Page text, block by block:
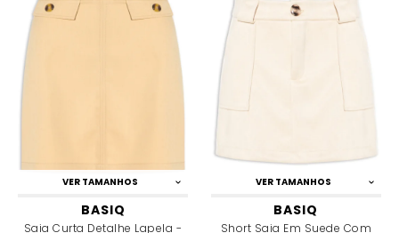
VER TAMANHOS
BASIQ
Saia Curta Detalhe Lapela -
VER TAMANHOS
BASIQ
Short Saia Em Suede Com